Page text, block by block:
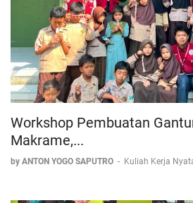
Workshop Pembuatan
Makrame,...
by ANTON YOGO SAPUTRO - Kuliah Kerja